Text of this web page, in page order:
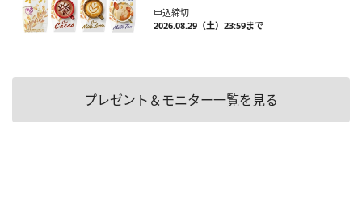
申込締切
2026.08.29（土）23:59まで
プレゼント＆モニター一覧を見る